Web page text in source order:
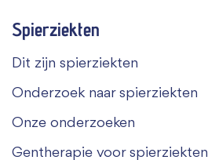
Spierziekten
Dit zijn spierziekten
Onderzoek naar spierziekten
Onze onderzoeken
Gentherapie voor spierziekten